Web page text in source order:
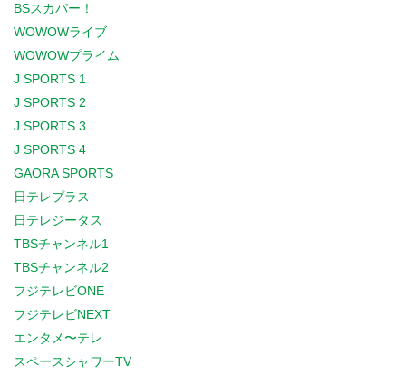
BSスカパー！
WOWOWライブ
WOWOWプライム
J SPORTS 1
J SPORTS 2
J SPORTS 3
J SPORTS 4
GAORA SPORTS
日テレプラス
日テレジータス
TBSチャンネル1
TBSチャンネル2
フジテレビONE
フジテレビNEXT
エンタメ〜テレ
スペースシャワーTV